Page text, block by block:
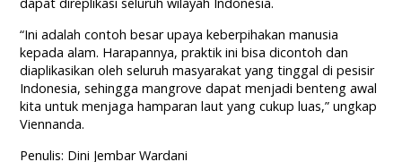
“Ini adalah contoh besar upaya keberpihakan manusia
kepada alam. Harapannya, praktik ini bisa dicontoh dan
diaplikasikan oleh seluruh masyarakat yang tinggal di pesisir
Indonesia, sehingga mangrove dapat menjadi benteng awal
kita untuk menjaga hamparan laut yang cukup luas,” ungkap
Viennanda.
Penulis: Dini Jembar Wardani